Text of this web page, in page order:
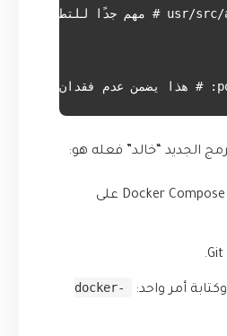
الجديد “خالد” فعله هو:
تثبيت Docker و Docker Compose على
docker-